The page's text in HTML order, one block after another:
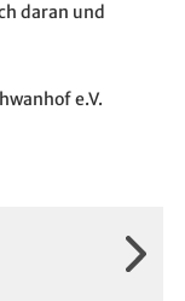
daran und
e.V.